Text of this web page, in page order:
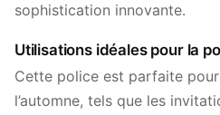
sophistication innovante.
Utilisations idéales pour la
Cette police est parfaite
l’automne, tels que les